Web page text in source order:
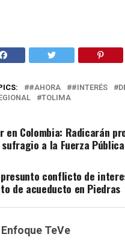
#AHORA #INTERÉS
TOLIMA
en Colombia: Radicarán
a la Fuerza Pública
conflicto de
de acueducto en Piedras
Enfoque TeVe